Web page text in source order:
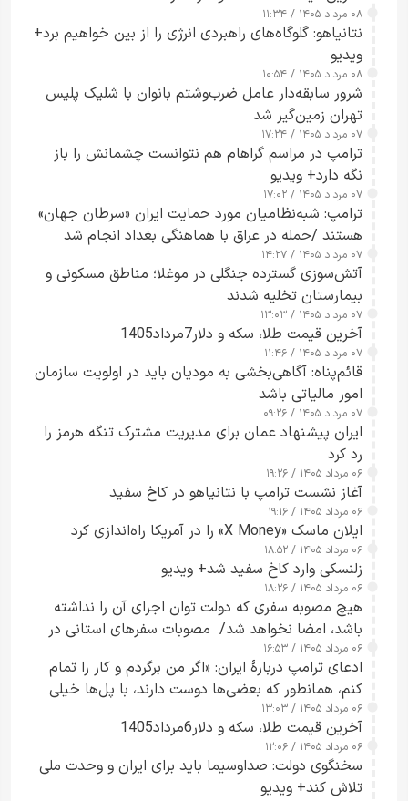
۰۸ مرداد ۱۴۰۵ / ۱۱:۳۴
نتانیاهو: گلوگاه‌های راهبردی انرژی را از بین خواهیم برد+
ویدیو
۰۸ مرداد ۱۴۰۵ / ۱۰:۵۴
شرور سابقه‌دار عامل ضرب‌وشتم بانوان با شلیک پلیس
تهران زمین‌گیر شد
۰۷ مرداد ۱۴۰۵ / ۱۷:۲۴
ترامپ در مراسم گراهام هم نتوانست چشمانش را باز
نگه دارد+ ویدیو
۰۷ مرداد ۱۴۰۵ / ۱۷:۰۲
ترامپ: شبه‌نظامیان مورد حمایت ایران «سرطان جهان»
هستند /حمله در عراق با هماهنگی بغداد انجام شد
۰۷ مرداد ۱۴۰۵ / ۱۴:۲۷
آتش‌سوزی گسترده جنگلی در موغلا؛ مناطق مسکونی و
بیمارستان تخلیه شدند
۰۷ مرداد ۱۴۰۵ / ۱۳:۰۳
آخرین قیمت طلا، سکه و دلار7مرداد1405
۰۷ مرداد ۱۴۰۵ / ۱۱:۴۶
قائم‌پناه: آگاهی‌بخشی به مودیان باید در اولویت سازمان
امور مالیاتی باشد
۰۷ مرداد ۱۴۰۵ / ۰۹:۲۶
ایران پیشنهاد عمان برای مدیریت مشترک تنگه هرمز را
رد کرد
۰۶ مرداد ۱۴۰۵ / ۱۹:۲۶
آغاز نشست ترامپ با نتانیاهو در کاخ سفید
۰۶ مرداد ۱۴۰۵ / ۱۹:۱۶
ایلان ماسک «X Money» را در آمریکا راه‌اندازی کرد
۰۶ مرداد ۱۴۰۵ / ۱۸:۵۲
زلنسکی وارد کاخ سفید شد+ ویدیو
۰۶ مرداد ۱۴۰۵ / ۱۸:۲۶
هیچ مصوبه سفری که دولت توان اجرای آن را نداشته
باشد، امضا نخواهد شد/ مصوبات سفرهای استانی در
چارچوب قانون بودجه است+ عکس
۰۶ مرداد ۱۴۰۵ / ۱۶:۵۳
ادعای ترامپ دربارهٔ ایران: «اگر من برگردم و کار را تمام
کنم، همانطور که بعضی‌ها دوست دارند، با پل‌ها خیلی
راحت می‌توانم بیشتر پل‌هایشان را در کمتر از یک
ساعت از بین ببرم+ ویدیو
۰۶ مرداد ۱۴۰۵ / ۱۳:۰۳
آخرین قیمت طلا، سکه و دلار6مرداد1405
۰۶ مرداد ۱۴۰۵ / ۱۲:۰۶
سخنگوی دولت: صداوسیما باید برای ایران و وحدت ملی
تلاش کند+ ویدیو